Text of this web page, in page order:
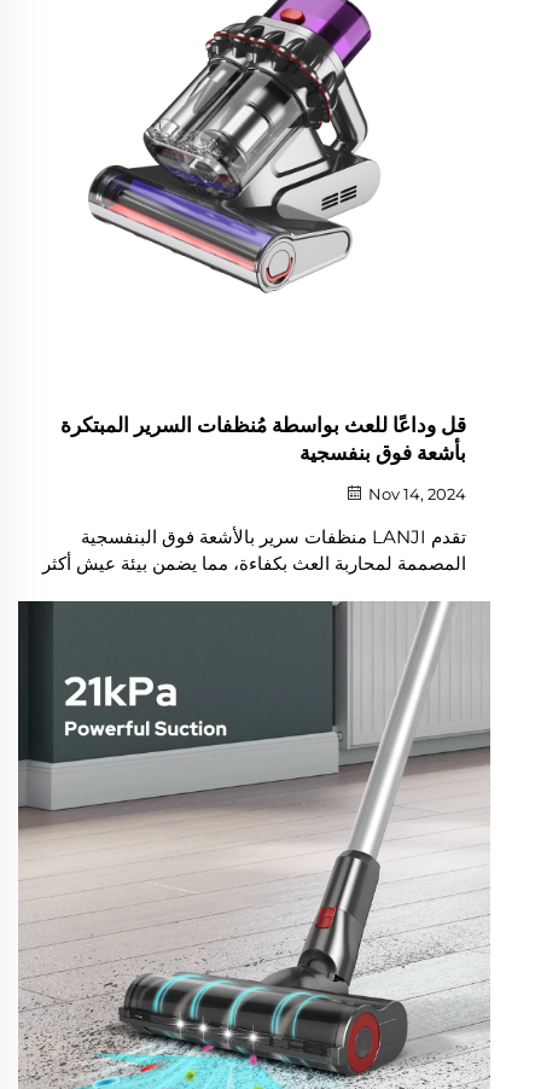
قل وداعًا للعث بواسطة مُنظفات السرير المبتكرة
بأشعة فوق بنفسجية
Nov 14, 2024
تقدم LANJI منظفات سرير بالأشعة فوق البنفسجية
المصممة لمحاربة العث بكفاءة، مما يضمن بيئة عيش أكثر